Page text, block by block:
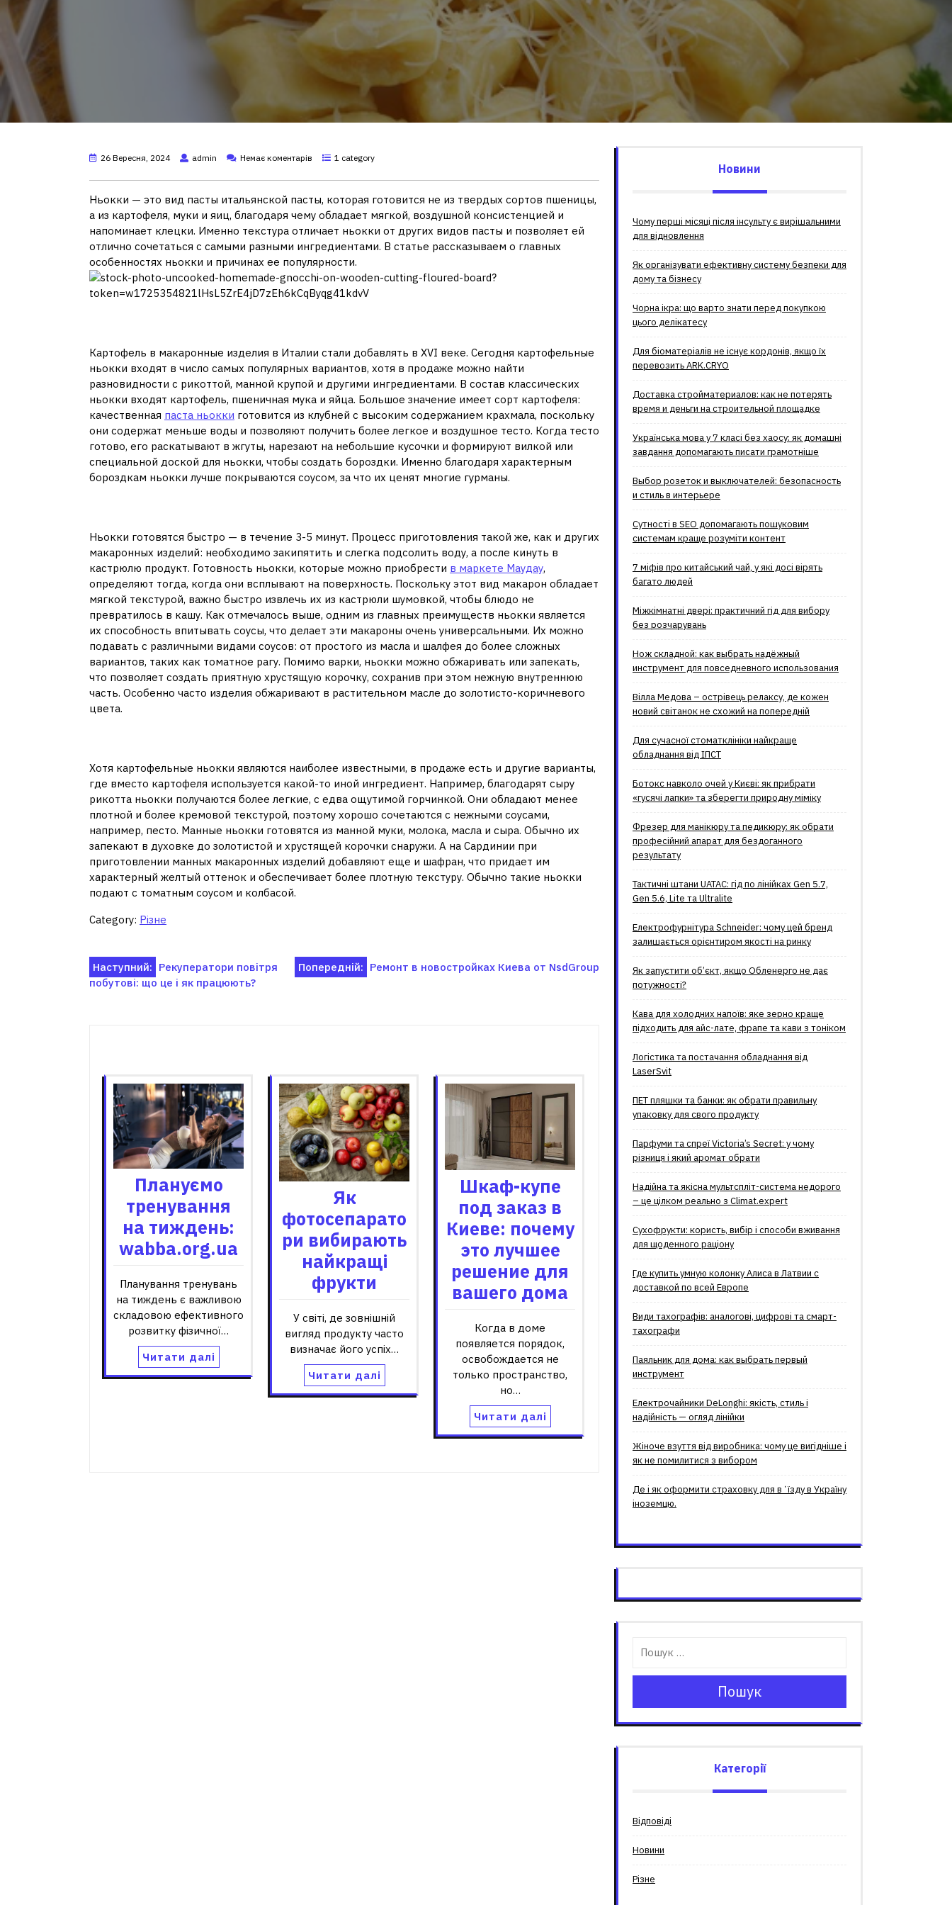
26 Вересня, 2024 admin Немає коментарів 1 category
Ньокки — это вид пасты итальянской пасты, которая готовится не из твердых сортов пшеницы,
а из картофеля, муки и яиц, благодаря чему обладает мягкой, воздушной консистенцией и
напоминает клецки. Именно текстура отличает ньокки от других видов пасты и позволяет ей
отлично сочетаться с самыми разными ингредиентами. В статье рассказываем о главных
особенностях ньокки и причинах ее популярности.
Картофель в макаронные изделия в Италии стали добавлять в XVI веке. Сегодня картофельные
ньокки входят в число самых популярных вариантов, хотя в продаже можно найти
разновидности с рикоттой, манной крупой и другими ингредиентами. В состав классических
ньокки входят картофель, пшеничная мука и яйца. Большое значение имеет сорт картофеля:
качественная паста ньокки готовится из клубней с высоким содержанием крахмала, поскольку
они содержат меньше воды и позволяют получить более легкое и воздушное тесто. Когда тесто
готово, его раскатывают в жгуты, нарезают на небольшие кусочки и формируют вилкой или
специальной доской для ньокки, чтобы создать бороздки. Именно благодаря характерным
бороздкам ньокки лучше покрываются соусом, за что их ценят многие гурманы.
Ньокки готовятся быстро — в течение 3-5 минут. Процесс приготовления такой же, как и других
макаронных изделий: необходимо закипятить и слегка подсолить воду, а после кинуть в
кастрюлю продукт. Готовность ньокки, которые можно приобрести в маркете Маудау,
определяют тогда, когда они всплывают на поверхность. Поскольку этот вид макарон обладает
мягкой текстурой, важно быстро извлечь их из кастрюли шумовкой, чтобы блюдо не
превратилось в кашу. Как отмечалось выше, одним из главных преимуществ ньокки является
их способность впитывать соусы, что делает эти макароны очень универсальными. Их можно
подавать с различными видами соусов: от простого из масла и шалфея до более сложных
вариантов, таких как томатное рагу. Помимо варки, ньокки можно обжаривать или запекать,
что позволяет создать приятную хрустящую корочку, сохранив при этом нежную внутреннюю
часть. Особенно часто изделия обжаривают в растительном масле до золотисто-коричневого
цвета.
Хотя картофельные ньокки являются наиболее известными, в продаже есть и другие варианты,
где вместо картофеля используется какой-то иной ингредиент. Например, благодарят сыру
рикотта ньокки получаются более легкие, с едва ощутимой горчинкой. Они обладают менее
плотной и более кремовой текстурой, поэтому хорошо сочетаются с нежными соусами,
например, песто. Манные ньокки готовятся из манной муки, молока, масла и сыра. Обычно их
запекают в духовке до золотистой и хрустящей корочки снаружи. А на Сардинии при
приготовлении манных макаронных изделий добавляют еще и шафран, что придает им
характерный желтый оттенок и обеспечивает более плотную текстуру. Обычно такие ньокки
подают с томатным соусом и колбасой.
Category: Різне
Навігація
Попередній: Ремонт в новостройках Киева от NsdGroup
Наступний: Рекуператори повітря
побутові: що це і як працюють?
Плануємо
тренування
на тиждень:
wabba.org.ua
Планування тренувань
на тиждень є важливою
складовою ефективного
розвитку фізичної…
Читати далі
Як
фотосепарато
ри вибирають
найкращі
фрукти
У світі, де зовнішній
вигляд продукту часто
визначає його успіх…
Читати далі
Шкаф-купе
под заказ в
Киеве: почему
это лучшее
решение для
вашего дома
Когда в доме
появляется порядок,
освобождается не
только пространство,
но…
Читати далі
Новини
Чому перші місяці після інсульту є вирішальними
для відновлення
Як організувати ефективну систему безпеки для
дому та бізнесу
Чорна ікра: що варто знати перед покупкою
цього делікатесу
Для біоматеріалів не існує кордонів, якщо їх
перевозить ARK.CRYO
Доставка стройматериалов: как не потерять
время и деньги на строительной площадке
Українська мова у 7 класі без хаосу: як домашні
завдання допомагають писати грамотніше
Выбор розеток и выключателей: безопасность
и стиль в интерьере
Сутності в SEO допомагають пошуковим
системам краще розуміти контент
7 міфів про китайський чай, у які досі вірять
багато людей
Міжкімнатні двері: практичний гід для вибору
без розчарувань
Нож складной: как выбрать надёжный
инструмент для повседневного использования
Вілла Медова – острівець релаксу, де кожен
новий світанок не схожий на попередній
Для сучасної стоматклініки найкраще
обладнання від ІПСТ
Ботокс навколо очей у Києві: як прибрати
«гусячі лапки» та зберегти природну міміку
Фрезер для манікюру та педикюру: як обрати
професійний апарат для бездоганного
результату
Тактичні штани UATAC: гід по лінійках Gen 5.7,
Gen 5.6, Lite та Ultralite
Електрофурнітура Schneider: чому цей бренд
залишається орієнтиром якості на ринку
Як запустити об’єкт, якщо Обленерго не дає
потужності?
Кава для холодних напоїв: яке зерно краще
підходить для айс-лате, фрапе та кави з тоніком
Логістика та постачання обладнання від
LaserSvit
ПЕТ пляшки та банки: як обрати правильну
упаковку для свого продукту
Парфуми та спреї Victoria’s Secret: у чому
різниця і який аромат обрати
Надійна та якісна мультспліт-система недорого
– це цілком реально з Climat.еxpert
Сухофрукти: користь, вибір і способи вживання
для щоденного раціону
Где купить умную колонку Алиса в Латвии с
доставкой по всей Европе
Види тахографів: аналогові, цифрові та смарт-
тахографи
Паяльник для дома: как выбрать первый
инструмент
Електрочайники DeLonghi: якість, стиль і
надійність — огляд лінійки
Жіноче взуття від виробника: чому це вигідніше і
як не помилитися з вибором
Де і як оформити страховку для вʼїзду в Україну
іноземцю.
Пошук
Категорії
Відповіді
Новини
Різне